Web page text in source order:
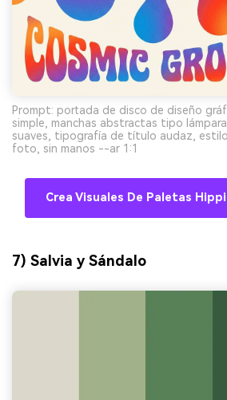
Prompt: portada de disco de diseño
simple, manchas abstractas tipo
suaves, tipografía de título audaz,
foto, sin manos --ar 1:1
Crea Visuales De Paletas
7) Salvia y Sándalo